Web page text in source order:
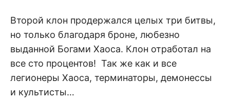
Второй клон продержался целых три битвы,
но только благодаря броне, любезно
выданной Богами Хаоса. Клон отработал на
все сто процентов! Так же как и все
легионеры Хаоса, терминаторы, демонессы
и культисты…